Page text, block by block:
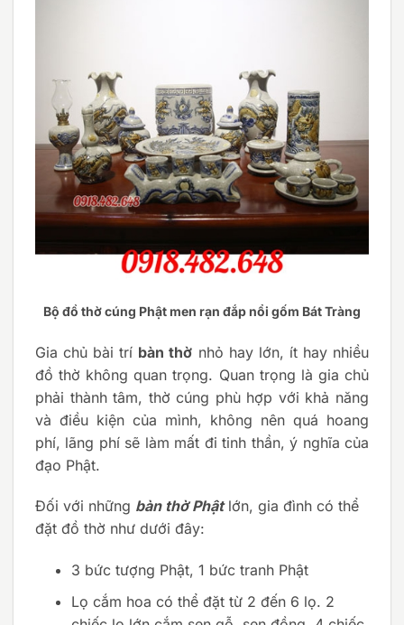
Bộ đồ thờ cúng Phật men rạn đắp nổi gốm Bát Tràng
Gia chủ bài trí bàn thờ nhỏ hay lớn, ít hay nhiều
đồ thờ không quan trọng. Quan trọng là gia chủ
phải thành tâm, thờ cúng phù hợp với khả năng
và điều kiện của mình, không nên quá hoang
phí, lãng phí sẽ làm mất đi tinh thần, ý nghĩa của
đạo Phật.
Đối với những bàn thờ Phậtlớn, gia đình có thể
đặt đồ thờ như dưới đây:
3 bức tượng Phật, 1 bức tranh Phật
Lọ cắm hoa có thể đặt từ 2 đến 6 lọ. 2